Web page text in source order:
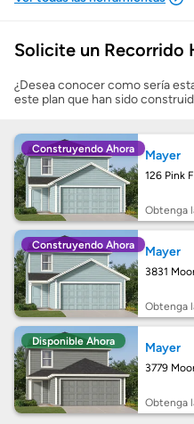
Mostrarme lo que
Costos casa
Obtener mi
Calcular mi hipoteca
Obtener Aprobación
Preparar mi casa
Seguro de propietarios
Obtener ofertas
Solicite un Recorrido
¿Desea conocer como sería
este plan que han sido
Construyendo Ahora Mayer
126 Pink
Obtenga
Construyendo Ahora Mayer
3831
Obtenga
Disponible Ahora Mayer
3779
Obtenga